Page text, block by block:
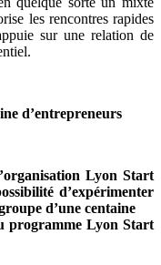
les rencontres rapides
sur une relation de
d’entrepreneurs
Lyon Start
d’expérimenter
d’une centaine
programme Lyon Start